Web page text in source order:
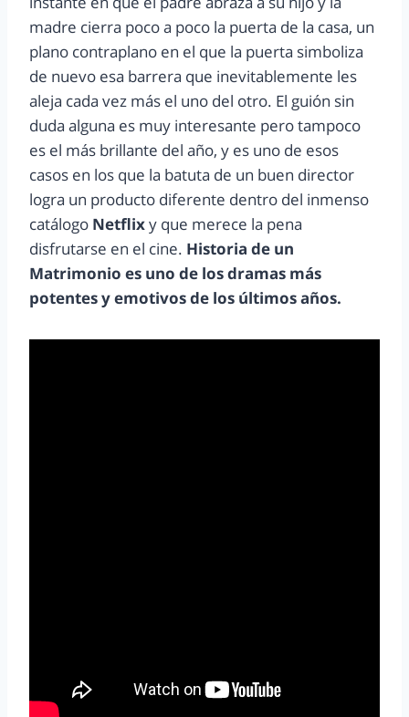
madre cierra poco a poco la puerta de la casa, un
plano contraplano en el que la puerta simboliza
de nuevo esa barrera que inevitablemente les
aleja cada vez más el uno del otro. El guión sin
duda alguna es muy interesante pero tampoco
es el más brillante del año, y es uno de esos
casos en los que la batuta de un buen director
logra un producto diferente dentro del inmenso
catálogo Netflixy que merece la pena
disfrutarse en el cine. Historia de un
Matrimonio es uno de los dramas más
potentes y emotivos de los últimos años.